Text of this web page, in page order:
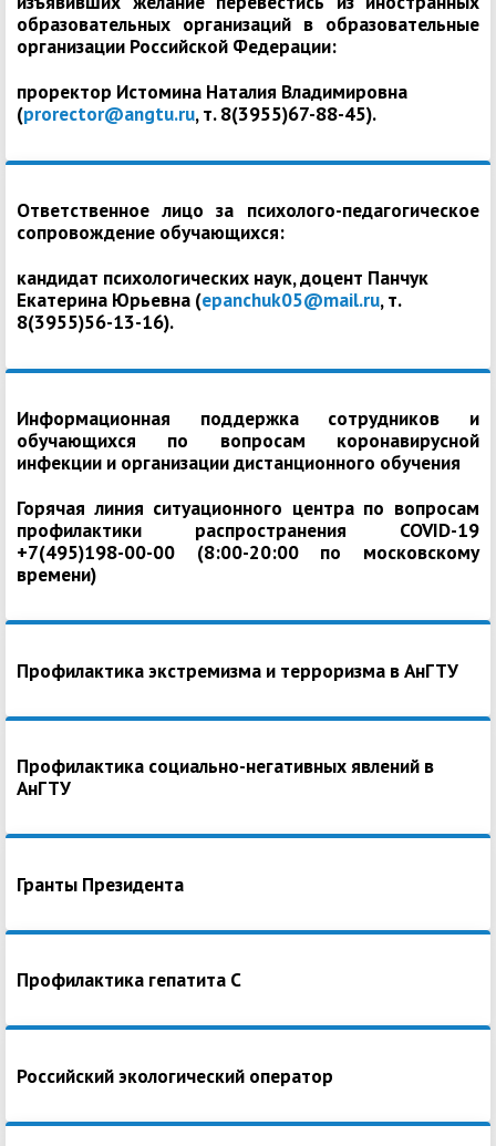
образовательных организаций в образовательные
организации Российской Федерации:
проректор Истомина Наталия Владимировна
(prorector@angtu.ru, т. 8(3955)67-88-45).
Ответственное лицо за психолого-педагогическое
сопровождение обучающихся:
кандидат психологических наук, доцент Панчук
Екатерина Юрьевна (epanchuk05@mail.ru, т.
8(3955)56-13-16).
Информационная поддержка сотрудников и
обучающихся по вопросам коронавирусной
инфекции и организации дистанционного обучения
Горячая линия ситуационного центра по вопросам
профилактики распространения COVID-19
+7(495)198-00-00 (8:00-20:00 по московскому
времени)
Профилактика экстремизма и терроризма в АнГТУ
Профилактика социально-негативных явлений в
АнГТУ
Гранты Президента
Профилактика гепатита С
Российский экологический оператор